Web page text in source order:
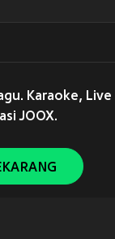
Karaoke, Live
JOOX.